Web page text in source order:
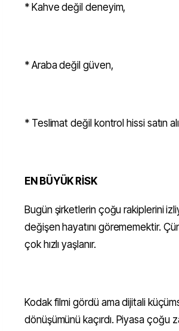
* Kahve değil deneyim,
* Araba değil güven,
* Teslimat değil kontrol hissi satın
EN BÜYÜK RİSK
Bugün şirketlerin çoğu rakiplerini
değişen hayatını görememektir.
çok hızlı yaşlanır.
Kodak filmi gördü ama dijitali
dönüşümünü kaçırdı. Piyasa çoğu